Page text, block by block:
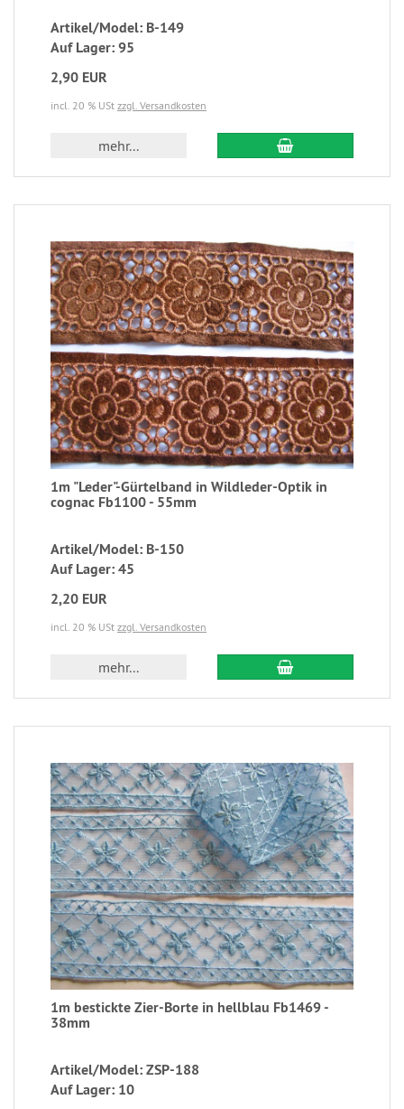
Artikel/Model: B-149
Auf Lager: 95
2,90 EUR
incl. 20 % USt zzgl. Versandkosten
mehr...
1m "Leder"-Gürtelband in Wildleder-Optik in
cognac Fb1100 - 55mm
Artikel/Model: B-150
Auf Lager: 45
2,20 EUR
incl. 20 % USt zzgl. Versandkosten
mehr...
1m bestickte Zier-Borte in hellblau Fb1469 -
38mm
Artikel/Model: ZSP-188
Auf Lager: 10